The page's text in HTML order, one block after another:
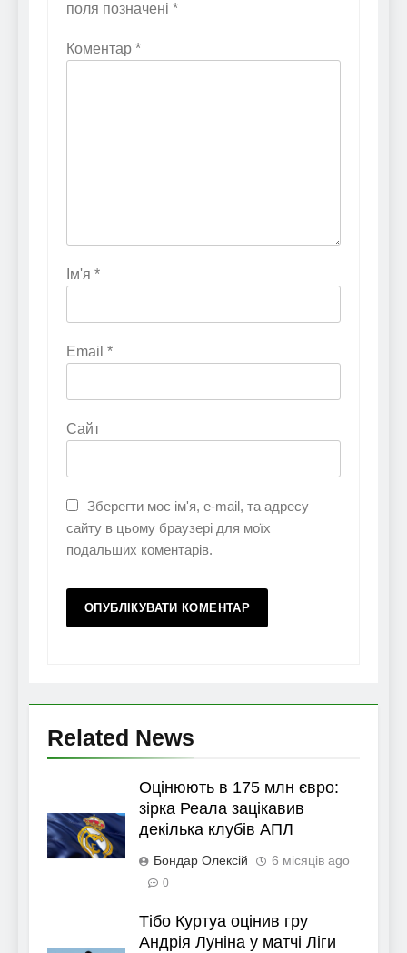
поля позначені *
Коментар *
Ім'я *
Email *
Сайт
Зберегти моє ім'я, e-mail, та адресу
сайту в цьому браузері для моїх
подальших коментарів.
Related News
Оцінюють в 175 млн євро:
зірка Реала зацікавив
декілька клубів АПЛ
Бондар Олексій 6 місяців ago
0
Тібо Куртуа оцінив гру
Андрія Луніна у матчі Ліги